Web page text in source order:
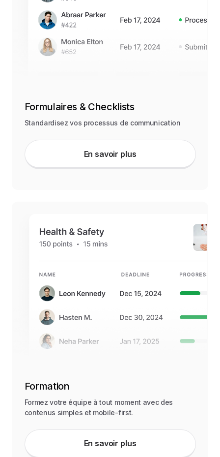
Formulaires & Checklists
Standardisez vos processus de communication
En savoir plus
Formation
Formez votre équipe à tout moment avec des
contenus simples et mobile-first.
En savoir plus